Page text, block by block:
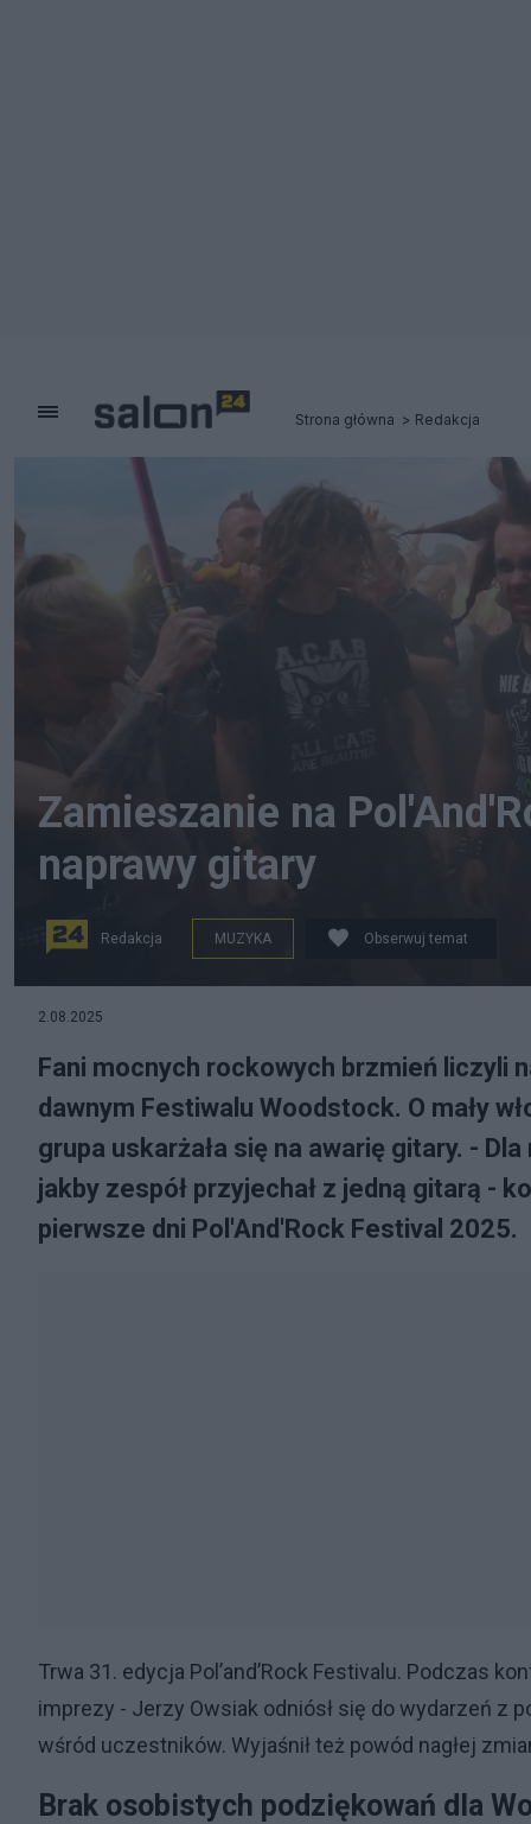
Strona główna Redakcja
Zamieszanie na
naprawy gitary
Redakcja MUZYKA Obserwuj temat
2.08.2025
Fani mocnych rockowych brzmień liczyli
dawnym Festiwalu Woodstock. O mały
grupa uskarżała się na awarię gitary. -
jakby zespół przyjechał z jedną gitarą -
pierwsze dni Pol'And'Rock Festival 2025.
Trwa 31. edycja Pol’and’Rock Festivalu. Podczas
imprezy - Jerzy Owsiak odniósł się do wydarzeń z
wśród uczestników. Wyjaśnił też powód nagłej
Brak osobistych podziękowań dla